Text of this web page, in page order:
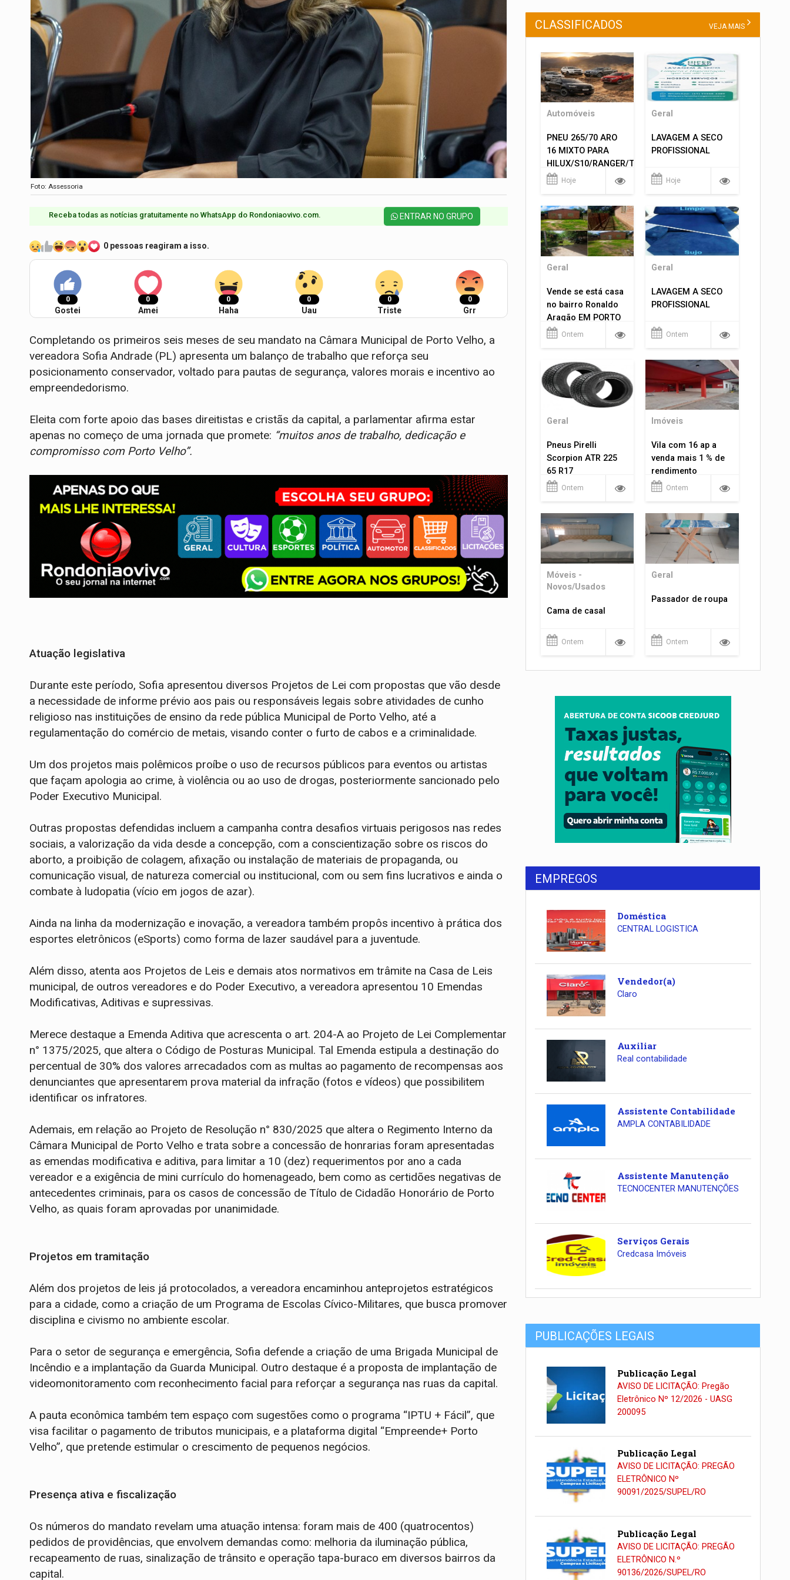
Foto: Assessoria
Receba todas as notícias gratuitamente no WhatsApp do Rondoniaovivo.com.​ ENTRAR NO GRUPO
0 pessoas reagiram a isso.
0
Gostei
0
Amei
0
Haha
0
Uau
0
Triste
0
Grr
Completando os primeiros seis meses de seu mandato na Câmara Municipal de Porto Velho, a
vereadora Sofia Andrade (PL) apresenta um balanço de trabalho que reforça seu
posicionamento conservador, voltado para pautas de segurança, valores morais e incentivo ao
empreendedorismo.
Eleita com forte apoio das bases direitistas e cristãs da capital, a parlamentar afirma estar
apenas no começo de uma jornada que promete: “muitos anos de trabalho, dedicação e
compromisso com Porto Velho”.
Atuação legislativa
Durante este período, Sofia apresentou diversos Projetos de Lei com propostas que vão desde
a necessidade de informe prévio aos pais ou responsáveis legais sobre atividades de cunho
religioso nas instituições de ensino da rede pública Municipal de Porto Velho, até a
regulamentação do comércio de metais, visando conter o furto de cabos e a criminalidade.
Um dos projetos mais polêmicos proíbe o uso de recursos públicos para eventos ou artistas
que façam apologia ao crime, à violência ou ao uso de drogas, posteriormente sancionado pelo
Poder Executivo Municipal.
Outras propostas defendidas incluem a campanha contra desafios virtuais perigosos nas redes
sociais, a valorização da vida desde a concepção, com a conscientização sobre os riscos do
aborto, a proibição de colagem, afixação ou instalação de materiais de propaganda, ou
comunicação visual, de natureza comercial ou institucional, com ou sem fins lucrativos e ainda o
combate à ludopatia (vício em jogos de azar).
Ainda na linha da modernização e inovação, a vereadora também propôs incentivo à prática dos
esportes eletrônicos (eSports) como forma de lazer saudável para a juventude.
Além disso, atenta aos Projetos de Leis e demais atos normativos em trâmite na Casa de Leis
municipal, de outros vereadores e do Poder Executivo, a vereadora apresentou 10 Emendas
Modificativas, Aditivas e supressivas.
Merece destaque a Emenda Aditiva que acrescenta o art. 204-A ao Projeto de Lei Complementar
n° 1375/2025, que altera o Código de Posturas Municipal. Tal Emenda estipula a destinação do
percentual de 30% dos valores arrecadados com as multas ao pagamento de recompensas aos
denunciantes que apresentarem prova material da infração (fotos e vídeos) que possibilitem
identificar os infratores.
Ademais, em relação ao Projeto de Resolução n° 830/2025 que altera o Regimento Interno da
Câmara Municipal de Porto Velho e trata sobre a concessão de honrarias foram apresentadas
as emendas modificativa e aditiva, para limitar a 10 (dez) requerimentos por ano a cada
vereador e a exigência de mini currículo do homenageado, bem como as certidões negativas de
antecedentes criminais, para os casos de concessão de Título de Cidadão Honorário de Porto
Velho, as quais foram aprovadas por unanimidade.
Projetos em tramitação
Além dos projetos de leis já protocolados, a vereadora encaminhou anteprojetos estratégicos
para a cidade, como a criação de um Programa de Escolas Cívico-Militares, que busca promover
disciplina e civismo no ambiente escolar.
Para o setor de segurança e emergência, Sofia defende a criação de uma Brigada Municipal de
Incêndio e a implantação da Guarda Municipal. Outro destaque é a proposta de implantação de
videomonitoramento com reconhecimento facial para reforçar a segurança nas ruas da capital.
A pauta econômica também tem espaço com sugestões como o programa “IPTU + Fácil”, que
visa facilitar o pagamento de tributos municipais, e a plataforma digital “Empreende+ Porto
Velho”, que pretende estimular o crescimento de pequenos negócios.
Presença ativa e fiscalização
Os números do mandato revelam uma atuação intensa: foram mais de 400 (quatrocentos)
pedidos de providências, que envolvem demandas como: melhoria da iluminação pública,
recapeamento de ruas, sinalização de trânsito e operação tapa-buraco em diversos bairros da
capital.
CLASSIFICADOS VEJA MAIS
Automóveis
PNEU 265/70 ARO
16 MIXTO PARA
HILUX/S10/RANGER/TRITON
ETC... MONTAGEM
Hoje
Geral
LAVAGEM A SECO
PROFISSIONAL
Hoje
Geral
Vende se está casa
no bairro Ronaldo
Aragão EM PORTO
VELHO RO.
Ontem
Geral
LAVAGEM A SECO
PROFISSIONAL
Ontem
Geral
Pneus Pirelli
Scorpion ATR 225
65 R17
Ontem
Imóveis
Vila com 16 ap a
venda mais 1 % de
rendimento
Ontem
Móveis -
Novos/Usados
Cama de casal
Ontem
Geral
Passador de roupa
Ontem
EMPREGOS
Doméstica
CENTRAL LOGISTICA
Vendedor(a)
Claro
Auxiliar
Real contabilidade
Assistente Contabilidade
AMPLA CONTABILIDADE
Assistente Manutenção
TECNOCENTER MANUTENÇÕES
Serviços Gerais
Credcasa Imóveis
PUBLICAÇÕES LEGAIS
Publicação Legal
AVISO DE LICITAÇÃO: Pregão
Eletrônico Nº 12/2026 - UASG
200095
Publicação Legal
AVISO DE LICITAÇÃO: PREGÃO
ELETRÔNICO Nº
90091/2025/SUPEL/RO
Publicação Legal
AVISO DE LICITAÇÃO: PREGÃO
ELETRÔNICO N.º
90136/2026/SUPEL/RO